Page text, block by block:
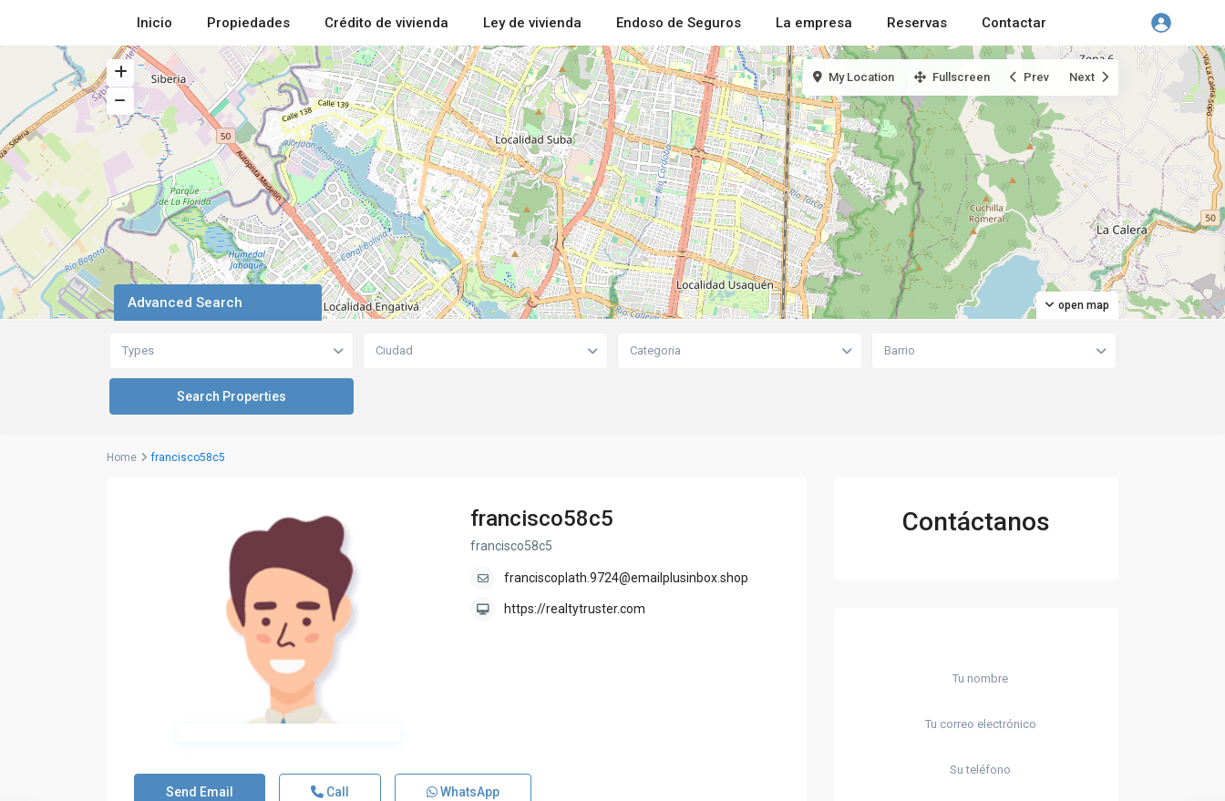
Inicio Propiedades Crédito de vivienda Ley de vivienda Endoso de Seguros La empresa Reservas Contactar
open map
My Location Fullscreen Prev Next
Advanced Search
Types Ciudad Categoria Barrio
Home francisco58c5
francisco58c5
francisco58c5
franciscoplath.9724@emailplusinbox.shop
https://realtytruster.com
Send Email Call WhatsApp
Contáctanos